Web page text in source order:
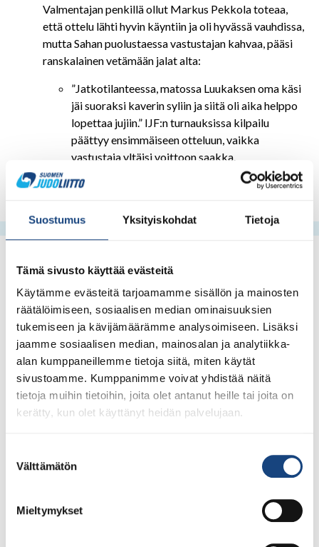
Suostumus Yksityiskohdat Tietoja
Tämä sivusto käyttää evästeitä
Käytämme evästeitä tarjoamamme sisällön ja mainosten
räätälöimiseen, sosiaalisen median ominaisuuksien
tukemiseen ja kävijämäärämme analysoimiseen. Lisäksi
jaamme sosiaalisen median, mainosalan ja analytiikka-
alan kumppaneillemme tietoja siitä, miten käytät
sivustoamme. Kumppanimme voivat yhdistää näitä
tietoja muihin tietoihin, joita olet antanut heille tai joita on
kerätty, kun olet käyttänyt heidän palvelujaan.
valinta
Välttämätön
Mieltymykset
Valmentajan penkillä ollut Markus Pekkola toteaa,
että ottelu lähti hyvin käyntiin ja oli hyvässä vauhdissa,
mutta Sahan puolustaessa vastustajan kahvaa, pääsi
ranskalainen vetämään jalat alta:
”Jatkotilanteessa, matossa Luukaksen oma käsi
jäi suoraksi kaverin syliin ja siitä oli aika helppo
lopettaa jujiin.” IJF:n turnauksissa kilpailu
päättyy ensimmäiseen otteluun, vaikka
vastustaja yltäisi voittoon saakka.
28.7.2026